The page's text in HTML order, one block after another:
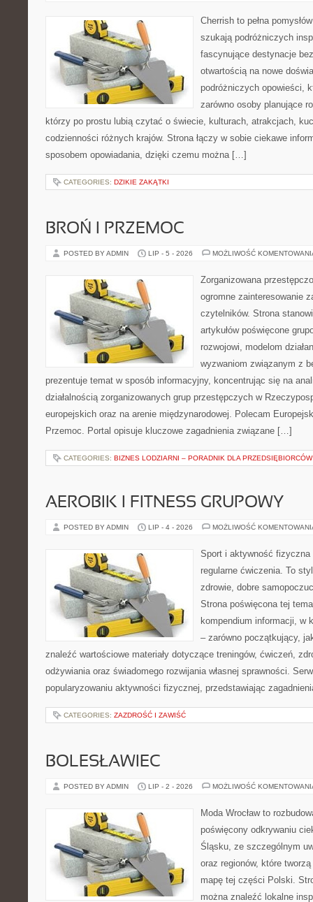
Cherrish to pełna
szukają podróżniczych
fascynujące destynacje
otwartością na nowe
podróżniczych opowieści,
zarówno osoby planujące
którzy po prostu lubią czytać o świecie, kulturach, atrakcjach,
codzienności różnych krajów. Strona łączy w sobie ciekawe
sposobem opowiadania, dzięki czemu można […]
CATEGORIES: DZIKIE ZAKĄTKI
BROŃ I PRZEMOC
POSTED BY ADMIN LIP - 5 - 2026 MOŻLIWOŚĆ
Zorganizowana
ogromne zainteresowanie
czytelników. Strona
artykułów poświęcone
rozwojowi, modelom
wyzwaniom związanym z
prezentuje temat w sposób informacyjny, koncentrując się na
działalnością zorganizowanych grup przestępczych w
europejskich oraz na arenie międzynarodowej. Polecam
Przemoc. Portal opisuje kluczowe zagadnienia związane […]
CATEGORIES: BIZNES LODZIARNI – PORADNIK DLA PRZEDSIĘBIORCÓW
AEROBIK I FITNESS GRUPOWY
POSTED BY ADMIN LIP - 4 - 2026 MOŻLIWOŚĆ
Sport i aktywność
regularne ćwiczenia. To
zdrowie, dobre
Strona poświęcona tej
kompendium informacji, w
– zarówno początkujący,
znaleźć wartościowe materiały dotyczące treningów, ćwiczeń,
odżywiania oraz świadomego rozwijania własnej sprawności.
popularyzowaniu aktywności fizycznej, przedstawiając
CATEGORIES: ZAZDROŚĆ I ZAWIŚĆ
BOLESŁAWIEC
POSTED BY ADMIN LIP - 2 - 2026 MOŻLIWOŚĆ
Moda Wrocław to
poświęcony odkrywaniu
Śląsku, ze szczególnym
oraz regionów, które
mapę tej części Polski.
można znaleźć lokalne